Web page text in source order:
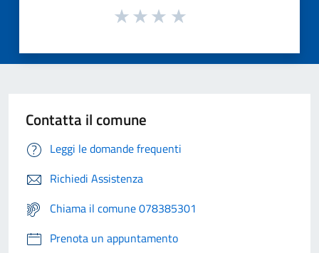
Contatta il comune
Leggi le domande frequenti
Richiedi Assistenza
Chiama il comune 078385301
Prenota un appuntamento